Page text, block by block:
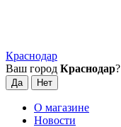
Краснодар
Ваш город Краснодар?
О магазине
Новости